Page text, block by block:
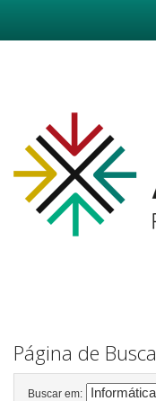
Página de Busca
Buscar em: